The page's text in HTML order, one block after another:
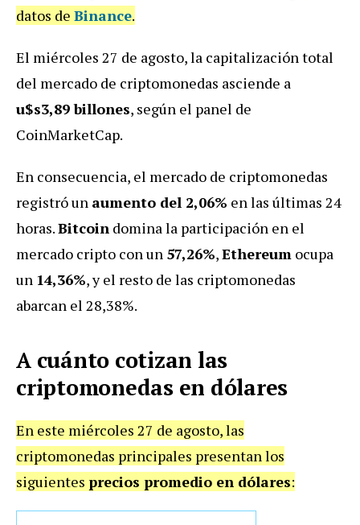
datos de Binance.
El miércoles 27 de agosto, la capitalización total
del mercado de criptomonedas asciende a
u$s3,89 billones, según el panel de
CoinMarketCap.
En consecuencia, el mercado de criptomonedas
registró un aumento del 2,06% en las últimas 24
horas.Bitcoin domina la participación en el
mercado cripto con un 57,26%,Ethereum ocupa
un 14,36%, y el resto de las criptomonedas
abarcan el 28,38%.
A cuánto cotizan las
criptomonedas en dólares
En este miércoles 27 de agosto, las
criptomonedas principales presentan los
siguientes precios promedio en dólares: